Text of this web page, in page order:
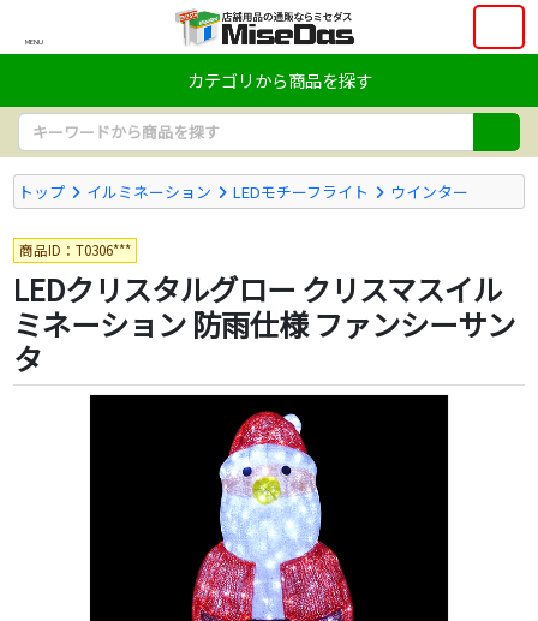
MENU
カテゴリから商品を探す
トップ イルミネーション LEDモチーフライト ウインター
商品ID：T0306***
LEDクリスタルグロー クリスマスイル
ミネーション 防雨仕様 ファンシーサン
タ